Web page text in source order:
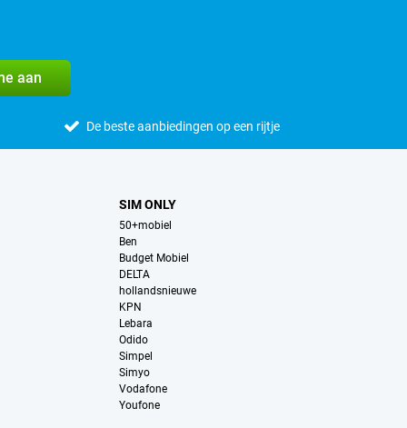
aan
De beste aanbiedingen op een rijtje
SIM ONLY
50+mobiel
Ben
Budget Mobiel
DELTA
hollandsnieuwe
KPN
Lebara
Odido
Simpel
Simyo
Vodafone
Youfone